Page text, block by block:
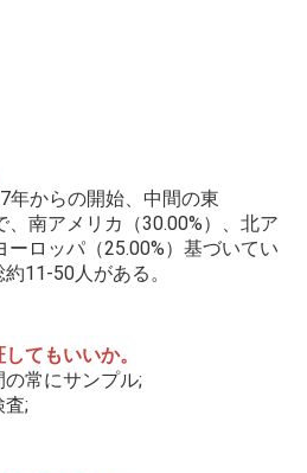
年からの開始、中間の東
、南アメリカ（30.00%）、北ア
ーロッパ（25.00%）基づいてい
11-50人がある。
てもいいか。
常にサンプル;
査;